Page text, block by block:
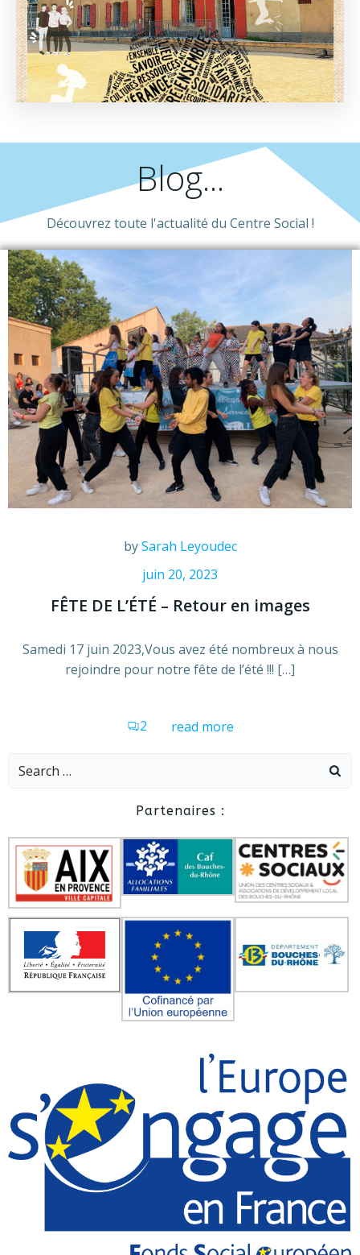
Blog...
Découvrez toute l'actualité du Centre Social !
bySarah Leyoudec
juin 20, 2023
FÊTE DE L’ÉTÉ – Retour en images
Samedi 17 juin 2023,Vous avez été nombreux à nous
rejoindre pour notre fête de l’été !!! […]
2 read more
Search
Partenaires :